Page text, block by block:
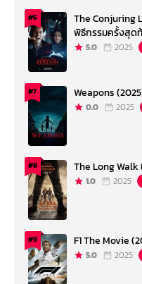
#6
The Conjuring
พิธีกรรมครั้งสุด
5.0 2025
#7 Weapons
0.0 2025
#8 The Long Walk
1.0 2025
#9 F1 The Movie
5.0 2025